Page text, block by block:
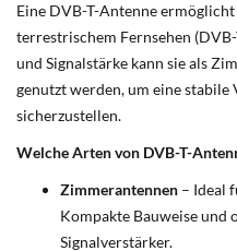
Eine DVB-T-Antenne
terrestrischem Fernsehen
und Signalstärke kann sie als
genutzt werden, um eine
sicherzustellen.
Welche Arten von DVB-T-
Zimmerantennen – Ideal
Kompakte Bauweise
Signalverstärker.